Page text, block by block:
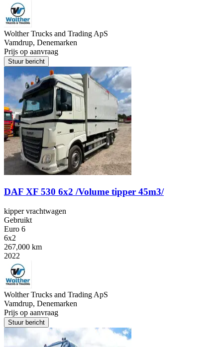
Wolther Trucks and Trading ApS
Vamdrup, Denemarken
Prijs op aanvraag
Stuur bericht
DAF XF 530 6x2 /Volume tipper 45m3/
kipper vrachtwagen
Gebruikt
Euro 6
6x2
267,000 km
2022
Wolther Trucks and Trading ApS
Vamdrup, Denemarken
Prijs op aanvraag
Stuur bericht